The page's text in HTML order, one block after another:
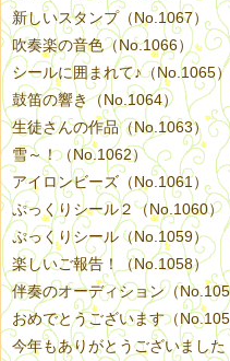
新しいスタンプ（No.1067）
吹奏楽の音色（No.1066）
シールに囲まれて♪（No.1065）
鼓笛の響き（No.1064）
生徒さんの作品（No.1063）
雪～！（No.1062）
アイロンビーズ（No.1061）
ぷっくりシール２（No.1060）
ぷっくりシール（No.1059）
楽しいご報告！（No.1058）
伴奏のオーディション（
おめでとうございます（
今年もありがとうございました